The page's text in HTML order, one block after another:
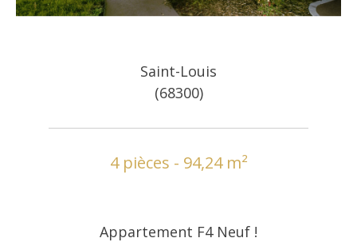
Saint-Louis
(68300)
4 pièces - 94,24 m²
Appartement F4 Neuf !